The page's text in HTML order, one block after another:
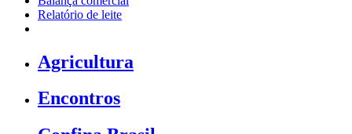
Relatório de leite
Agricultura
Encontros